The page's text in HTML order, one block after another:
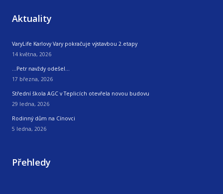
Aktuality
VaryLife Karlovy Vary pokračuje výstavbou 2.etapy
14 května, 2026
…Petr navždy odešel…
17 března, 2026
Střední škola AGC v Teplicích otevřela novou budovu
29 ledna, 2026
Rodinný dům na Cínovci
5 ledna, 2026
Přehledy